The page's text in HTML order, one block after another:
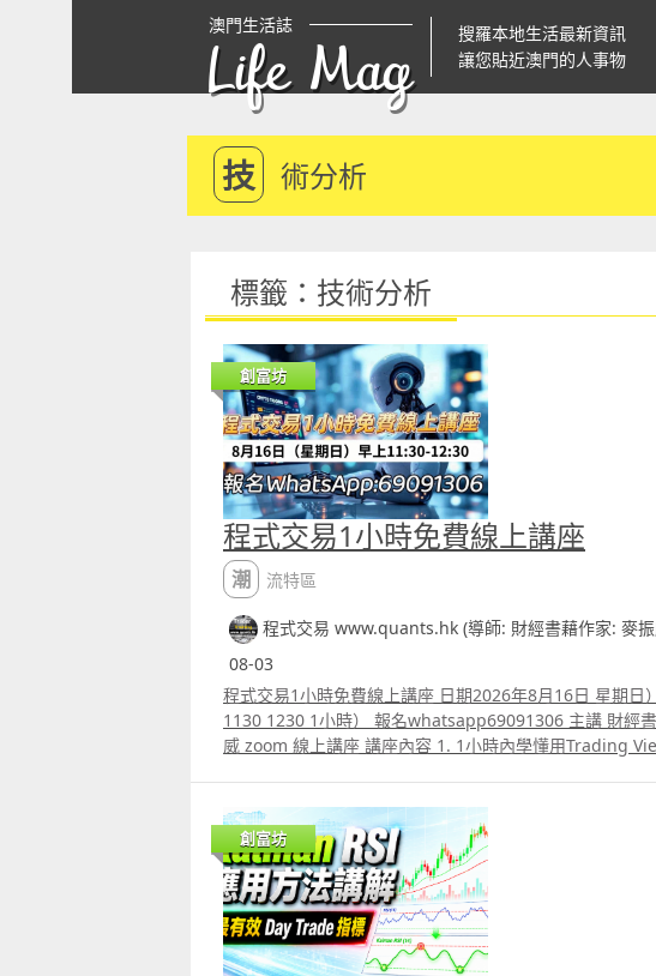
澳門生活誌
Life Mag
搜羅本地生活最新資訊
讓您貼近澳門的人事物
技 術分析
標籤：技術分析
創富坊
程式交易1小時免費線上講座
潮流特區
程式交易 www.quants.hk (導師: 財經書藉作家: 麥
08-03
程式交易1小時免費線上講座 日期2026年8月16日 星期日
1130 1230 1小時） 報名whatsapp69091306 主講 財經書籍作家麥振
威 zoom 線上講座 講座內容 1. 1小時內學懂用Trading
理 5.如何快速將pine script寫的交易策略轉為python版本
學懂用python寫運用排盤市場深度數據的交易策略
路分析原理講解 報名whatspp 69091306 或電郵
paul.mark881@gmail.com
創富坊